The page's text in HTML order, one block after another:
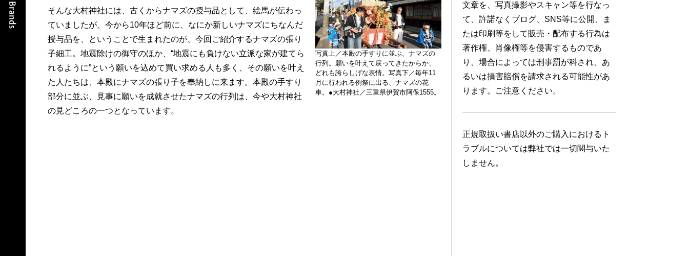
そんな大村神社には、古くからナマズの授与品として、絵馬が伝わっ
ていましたが、今から10年ほど前に、なにか新しいナマズにちなんだ
授与品を、ということで生まれたのが、今回ご紹介するナマズの張り
子細工。地震除けの御守のほか、“地震にも負けない立派な家が建てら
れるように”という願いを込めて買い求める人も多く、その願いを叶え
た人たちは、本殿にナマズの張り子を奉納しに来ます。本殿の手すり
部分に並ぶ、見事に願いを成就させたナマズの行列は、今や大村神社
の見どころの一つとなっています。
写真上／本殿の手すりに並ぶ、ナマズの
行列。願いを叶えて戻ってきたからか、
どれも誇らしげな表情。写真下／毎年11
月に行われる例祭に出る、ナマズの花
車。●大村神社／三重県伊賀市阿保1555。
文章を、写真撮影やスキャン等を行なっ
て、許諾なくブログ、SNS等に公開、ま
たは印刷等をして販売・配布する行為は
著作権、肖像権等を侵害するものであ
り、場合によっては刑事罰が科され、あ
るいは損害賠償を請求される可能性があ
ります。ご注意ください。
正規取扱い書店以外のご購入におけるト
ラブルについては弊社では一切関与いた
しません。